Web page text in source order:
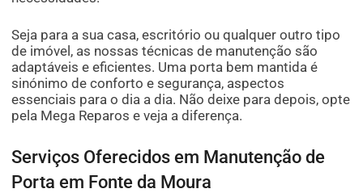
Seja para a sua casa, escritório ou qualquer outro tipo
de imóvel, as nossas técnicas de manutenção são
adaptáveis e eficientes. Uma porta bem mantida é
sinónimo de conforto e segurança, aspectos
essenciais para o dia a dia. Não deixe para depois, opte
pela Mega Reparos e veja a diferença.
Serviços Oferecidos em Manutenção de
Porta em Fonte da Moura